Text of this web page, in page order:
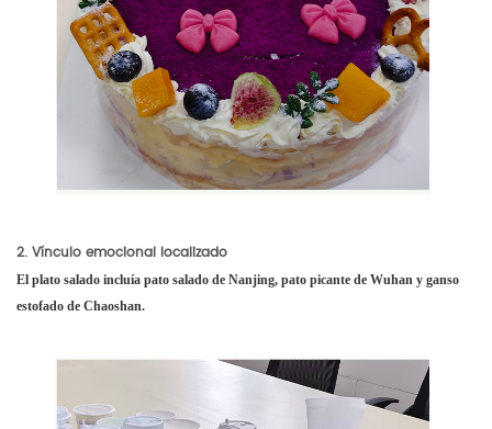
2. Vínculo emocional localizado
El plato salado incluía pato salado de Nanjing, pato picante de Wuhan y ganso
estofado de Chaoshan.